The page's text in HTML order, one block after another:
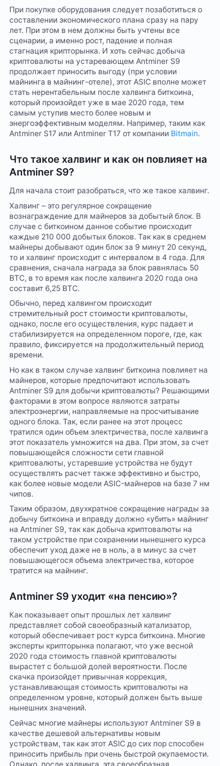
При покупке оборудования следует позаботиться о
составлении экономического плана сразу на пару
лет. При этом в нем должны быть учтены все
сценарии, а именно рост, падение и полная
стагнация крипторынка. И хоть сейчас добыча
криптовалюты на устаревающем Antminer S9
продолжает приносить выгоду (при условии
майнинга в майнинг-отеле), этот ASIC вполне может
стать нерентабельным после халвинга биткоина,
который произойдет уже в мае 2020 года, тем
самым уступив место более новым и
энергоэффективным моделям. Например, таким как
Antminer S17 или Antminer T17 от компании Bitmain.
Что такое халвинг и как он повлияет на
Antminer S9?
Для начала стоит разобраться, что же такое халвинг.
Халвинг – это регулярное сокращение
вознаграждение для майнеров за добытый блок. В
случае с биткоином данное событие происходит
каждые 210 000 добытых блоков. Так как в среднем
майнеры добывают один блок за 9 минут 20 секунд,
то и халвинг происходит с интервалом в 4 года. Для
сравнения, сначала награда за блок равнялась 50
BTC, в то время как после халвинга 2020 года она
составит 6,25 BTC.
Обычно, перед халвингом происходит
стремительный рост стоимости криптовалюты,
однако, после его осуществления, курс падает и
стабилизируется на определенном пороге, где, как
правило, фиксируется на продолжительный период
времени.
Но как в таком случае халвинг биткоина повлияет на
майнеров, которые предпочитают использовать
Antminer S9 для добычи криптовалюты? Решающими
факторами в этом вопросе являются затраты
электроэнергии, направляемые на просчитывание
одного блока. Так, если ранее на этот процесс
тратился один объем электричества, после халвинга
этот показатель умножится на два. При этом, за счет
повышающейся сложности сети главной
криптовалюты, устаревшие устройства не будут
осуществлять расчет также эффективно и быстро,
как более новые модели ASIC-майнеров на базе 7 нм
чипов.
Таким образом, двухкратное сокращение награды за
добычу биткоина и вправду должно «убить» майнинг
на Antminer S9, так как добыча криптовалюты на
таком устройстве при сохранении нынешнего курса
обеспечит уход даже не в ноль, а в минус за счет
повышающегося объема электричества, которое
тратится на майнинг.
Antminer S9 уходит «на пенсию»?
Как показывает опыт прошлых лет халвинг
представляет собой своеобразный катализатор,
который обеспечивает рост курса биткоина. Многие
эксперты крипторынка полагают, что уже весной
2020 года стоимость главной криптовалюты
вырастет с большой долей вероятности. После
скачка произойдет привычная коррекция,
устанавливающая стоимость криптовалюты на
определенном уровне, который должен быть выше
нынешних значений.
Сейчас многие майнеры используют Antminer S9 в
качестве дешевой альтернативы новым
устройствам, так как этот ASIC до сих пор способен
приносить прибыль при очень быстрой окупаемости.